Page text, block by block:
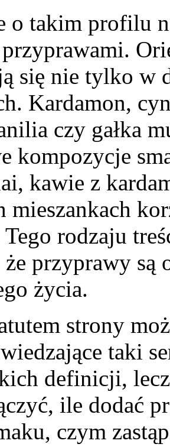
o takim profilu
się nie tylko w
Kardamon,
czy gałka
kompozycje
kawie z
mieszankach
rodzaju
przyprawy są
życia.
strony
taki
definicji,
ile dodać
czym